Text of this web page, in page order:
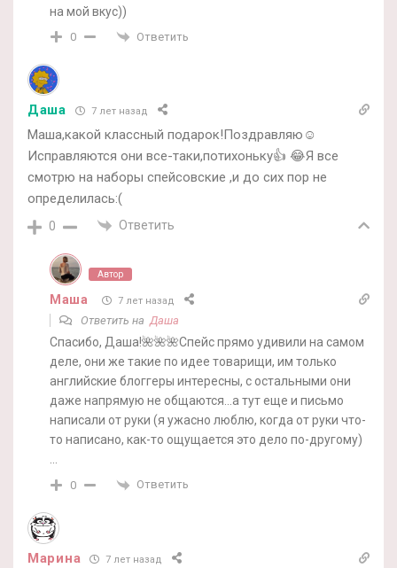
на мой вкус))
0 Ответить
Даша 7 лет назад
Маша,какой классный подарок!Поздравляю☺
Исправляются они все-таки,потихоньку👍 😂Я все
смотрю на наборы спейсовские ,и до сих пор не
определилась:(
0 Ответить
Автор
Маша 7 лет назад
Ответить наДаша
Спасибо, Даша!🌺🌺🌺Спейс прямо удивили на самом
деле, они же такие по идее товарищи, им только
английские блоггеры интересны, с остальными они
даже напрямую не общаются…а тут еще и письмо
написали от руки (я ужасно люблю, когда от руки что-
то написано, как-то ощущается это дело по-другому)
…
0 Ответить
Марина 7 лет назад